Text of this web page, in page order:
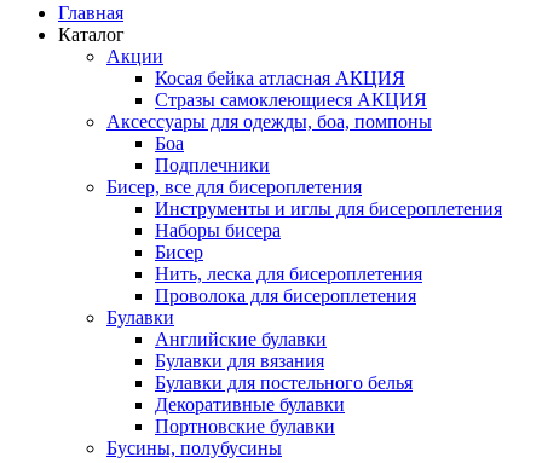
Главная
Каталог
Акции
Косая бейка атласная АКЦИЯ
Стразы самоклеющиеся АКЦИЯ
Аксессуары для одежды, боа, помпоны
Боа
Подплечники
Бисер, все для бисероплетения
Инструменты и иглы для бисероплетения
Наборы бисера
Бисер
Нить, леска для бисероплетения
Проволока для бисероплетения
Булавки
Английские булавки
Булавки для вязания
Булавки для постельного белья
Декоративные булавки
Портновские булавки
Бусины, полубусины